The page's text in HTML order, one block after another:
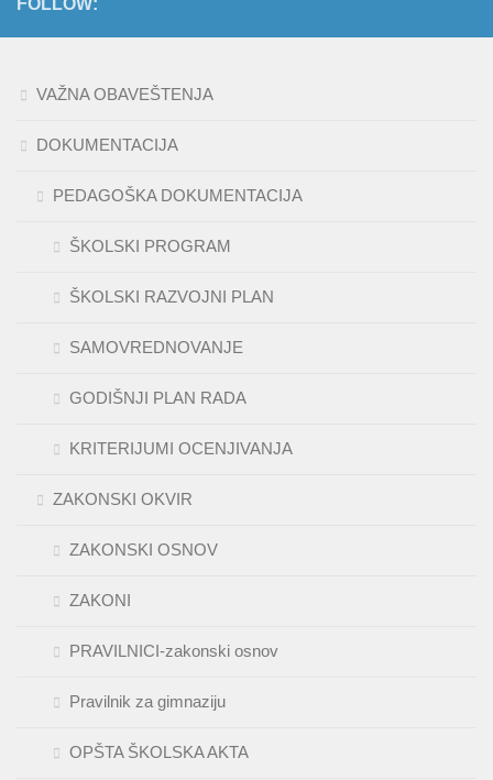
FOLLOW:
VAŽNA OBAVEŠTENJA
DOKUMENTACIJA
PEDAGOŠKA DOKUMENTACIJA
ŠKOLSKI PROGRAM
ŠKOLSKI RAZVOJNI PLAN
SAMOVREDNOVANJE
GODIŠNJI PLAN RADA
KRITERIJUMI OCENJIVANJA
ZAKONSKI OKVIR
ZAKONSKI OSNOV
ZAKONI
PRAVILNICI-zakonski osnov
Pravilnik za gimnaziju
OPŠTA ŠKOLSKA AKTA